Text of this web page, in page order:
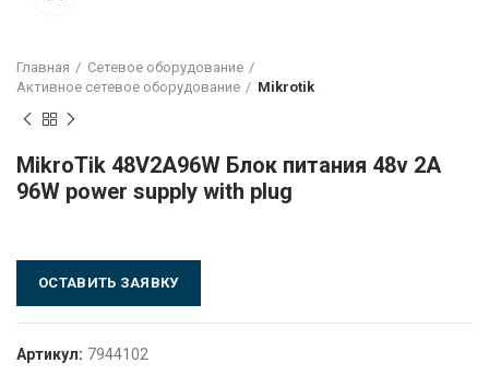
Главная
Сетевое оборудование
Активное сетевое оборудование
Mikrotik
MikroTik 48V2A96W Блок питания 48v 2A
96W power supply with plug
ОСТАВИТЬ ЗАЯВКУ
Артикул: 7944102